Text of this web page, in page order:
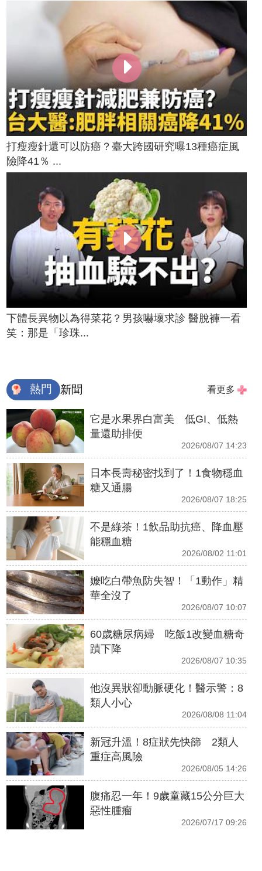
打瘦瘦針還可以防癌？臺大跨國研究曝13種癌症風
險降41％ ...
下體長異物以為得菜花？男孩嚇壞求診 醫脫褲一看
笑：那是「珍珠...
熱門 新聞 看更多
它是水果界白富美 低GI、低熱
量還助排便
2026/08/07 14:23
日本長壽秘密找到了！1食物穩血
糖又通腸
2026/08/07 18:25
不是綠茶！1飲品助抗癌、降血壓
能穩血糖
2026/08/02 11:01
嬤吃白帶魚防失智！「1動作」精
華全沒了
2026/08/07 10:07
60歲糖尿病婦 吃飯1改變血糖奇
蹟下降
2026/08/07 10:35
他沒異狀卻動脈硬化！醫示警：8
類人小心
2026/08/08 11:04
新冠升溫！8症狀先快篩 2類人
重症高風險
2026/08/05 14:26
腹痛忍一年！9歲童藏15公分巨大
惡性腫瘤
2026/07/17 09:26